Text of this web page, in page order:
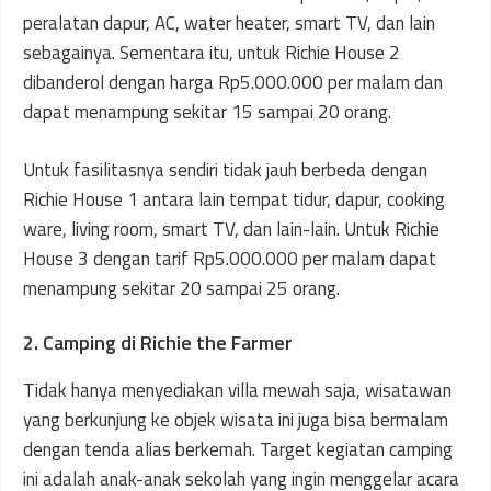
peralatan dapur, AC, water heater, smart TV, dan lain
sebagainya. Sementara itu, untuk Richie House 2
dibanderol dengan harga Rp5.000.000 per malam dan
dapat menampung sekitar 15 sampai 20 orang.
Untuk fasilitasnya sendiri tidak jauh berbeda dengan
Richie House 1 antara lain tempat tidur, dapur, cooking
ware, living room, smart TV, dan lain-lain. Untuk Richie
House 3 dengan tarif Rp5.000.000 per malam dapat
menampung sekitar 20 sampai 25 orang.
2. Camping di Richie the Farmer
Tidak hanya menyediakan villa mewah saja, wisatawan
yang berkunjung ke objek wisata ini juga bisa bermalam
dengan tenda alias berkemah. Target kegiatan camping
ini adalah anak-anak sekolah yang ingin menggelar acara